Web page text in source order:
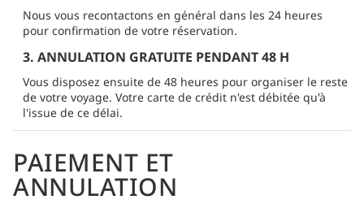
Nous vous recontactons en général dans les 24 heures
pour confirmation de votre réservation.
3. ANNULATION GRATUITE PENDANT 48 H
Vous disposez ensuite de 48 heures pour organiser le reste
de votre voyage. Votre carte de crédit n'est débitée qu'à
l'issue de ce délai.
PAIEMENT ET
ANNULATION